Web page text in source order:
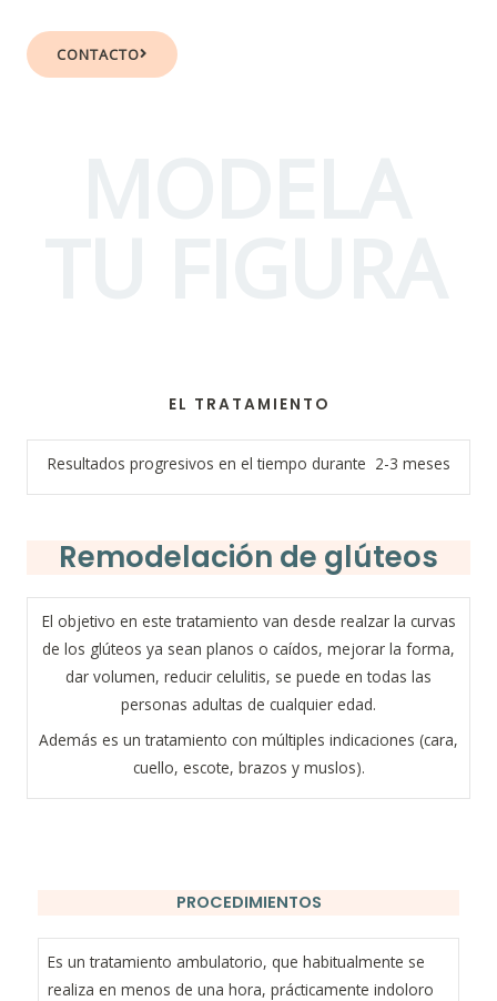
CONTACTO
EL TRATAMIENTO
Resultados progresivos en el tiempo durante 2-3 meses
Remodelación de glúteos
El objetivo en este tratamiento van desde realzar la curvas
de los glúteos ya sean planos o caídos, mejorar la forma,
dar volumen, reducir celulitis, se puede en todas las
personas adultas de cualquier edad.
Además es un tratamiento con múltiples indicaciones (cara,
cuello, escote, brazos y muslos).
PROCEDIMIENTOS
Es un tratamiento ambulatorio, que habitualmente se
realiza en menos de una hora, prácticamente indoloro